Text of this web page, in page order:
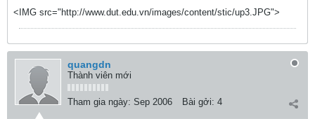
<IMG src="http://www.dut.edu.vn/images/content/stic/up3.JPG">
quangdn
Thành viên mới
Tham gia ngày: Sep 2006 Bài gởi: 4